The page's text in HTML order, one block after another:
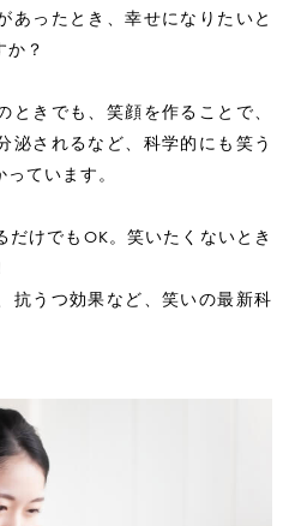
あったとき、幸せになりたいと
か？
ときでも、笑顔を作ることで、
泌されるなど、科学的にも笑う
ています。
だけでもOK。笑いたくないとき
抗うつ効果など、笑いの最新科